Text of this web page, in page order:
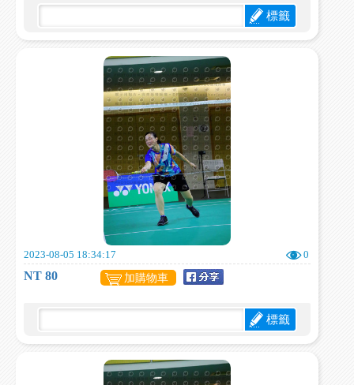
標籤
2023-08-05 18:34:17 0
NT 80 加購物車
標籤